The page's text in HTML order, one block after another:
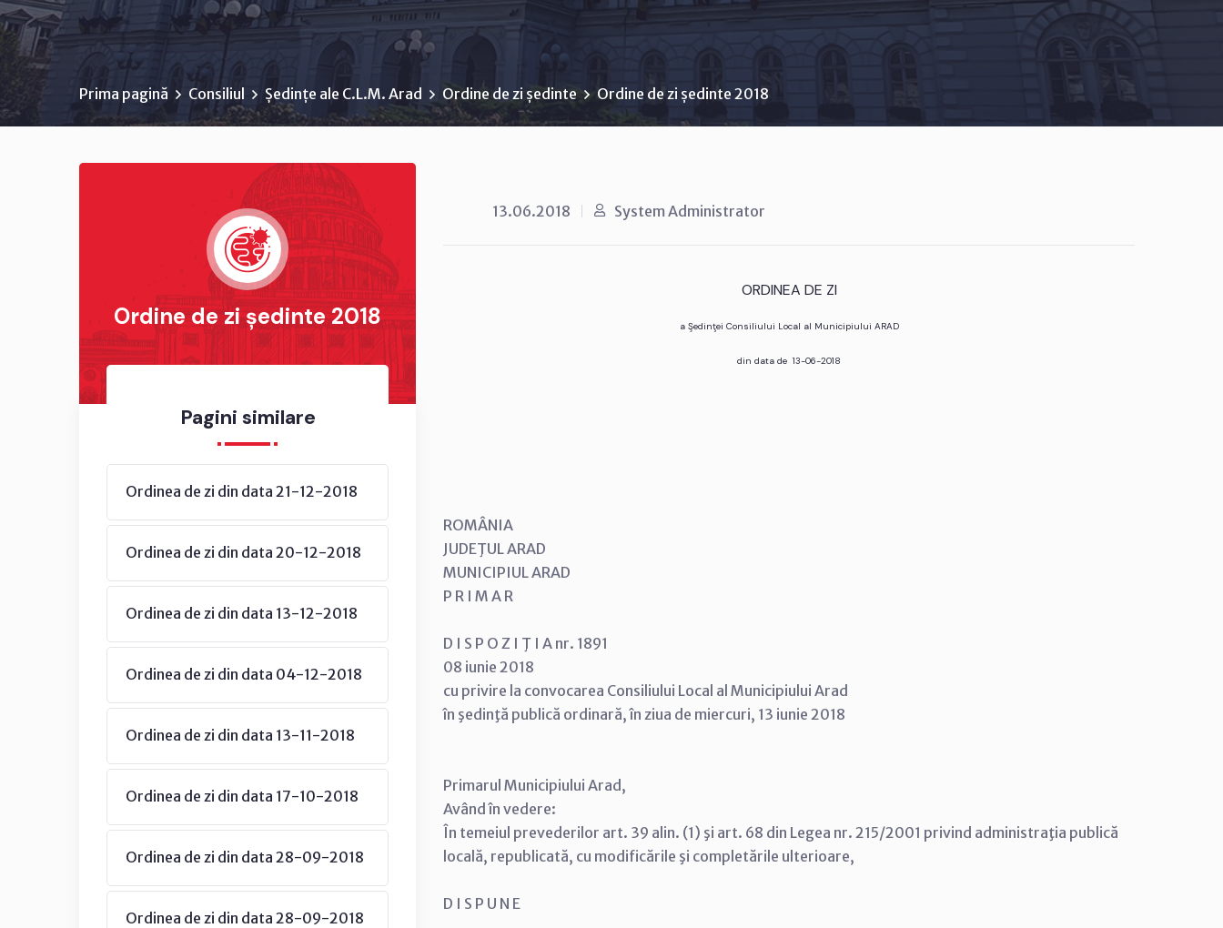
Prima pagină Consiliul Ședințe ale C.L.M. Arad Ordine de zi ședinte Ordine de zi ședinte 2018
Ordine de zi ședinte 2018
Pagini similare
Ordinea de zi din data 21-12-2018
Ordinea de zi din data 20-12-2018
Ordinea de zi din data 13-12-2018
Ordinea de zi din data 04-12-2018
Ordinea de zi din data 13-11-2018
Ordinea de zi din data 17-10-2018
Ordinea de zi din data 28-09-2018
Ordinea de zi din data 28-09-2018
13.06.2018 System Administrator
ORDINEA DE ZI
a Şedinţei Consiliului Local al Municipiului ARAD
din data de 13-06-2018
ROMÂNIA
JUDEŢUL ARAD
MUNICIPIUL ARAD
P R I M A R
D I S P O Z I Ţ I A nr. 1891
08 iunie 2018
cu privire la convocarea Consiliului Local al Municipiului Arad
în şedinţă publică ordinară, în ziua de miercuri, 13 iunie 2018
Primarul Municipiului Arad,
Având în vedere:
În temeiul prevederilor art. 39 alin. (1) şi art. 68 din Legea nr. 215/2001 privind administraţia publică
locală, republicată, cu modificările şi completările ulterioare,
D I S P U N E